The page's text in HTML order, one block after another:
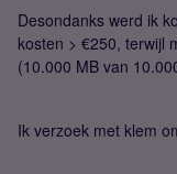
Desondanks werd ik
kosten > €250, terwijl
(10.000 MB van
Ik verzoek met klem